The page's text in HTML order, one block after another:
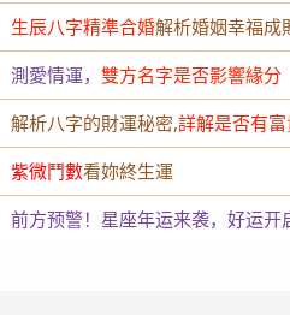
生辰八字精準合婚解析婚姻幸福成
測愛情運， 雙方名字是否影響緣分
解析八字的財運秘密,詳解是否有
紫微鬥數看妳終生運
前方预警！星座年运来袭，好运开